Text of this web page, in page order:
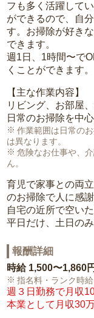
フも多く活躍して
ができるので、自
す。お掃除が好き
できます。
週1日、1時間〜で
くことができます。
【主な作業内容】
リビング、お部屋
日常のお掃除を中
作業範囲は日常の
は異なります。
危険なお仕事や、
ん。
育児で家事との両
のお掃除で人に感
自宅の近所で空い
平日だけ、土日の
報酬詳細
時給 1,500〜1,860円
指名料・ランク時
週３日勤務で月収
本業として月収30